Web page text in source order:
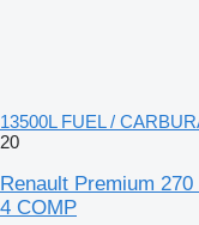
13500L FUEL /
20
Renault Premium
4 COMP